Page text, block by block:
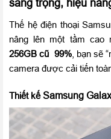
sang trọng, hiệu
Thế hệ điện thoại
nâng lên một tầm
256GB cũ 99%, bạn sẽ
camera được cải tiến
Thiết kếSamsung